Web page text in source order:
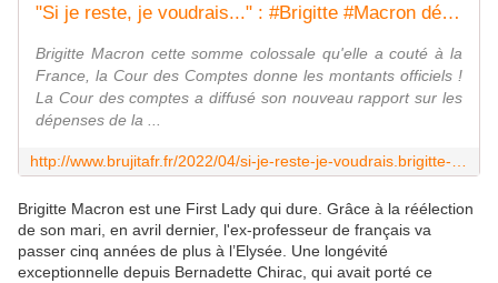
"Si je reste, je voudrais..." : #Brigitte #Macron dévoile ses ambitions en cas de réélection de son mari à l'#Elysée - MOINS de BIENS PLUS de LIENS
Brigitte Macron cette somme colossale qu'elle a couté à la
France, la Cour des Comptes donne les montants officiels !
La Cour des comptes a diffusé son nouveau rapport sur les
dépenses de la ...
Brigitte Macron est une First Lady qui dure. Grâce à la réélection
de son mari, en avril dernier, l'ex-professeur de français va
passer cinq années de plus à l’Elysée. Une longévité
exceptionnelle depuis Bernadette Chirac, qui avait porté ce